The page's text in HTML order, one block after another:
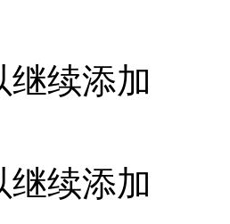
继续添加
继续添加